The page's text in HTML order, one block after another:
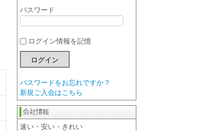
パスワード
ログイン情報を記憶
パスワードをお忘れですか？
新規ご入会はこちら
速い・安い・きれい